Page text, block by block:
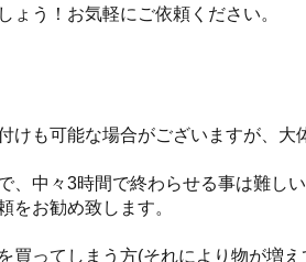
う！お気軽にご依頼ください。
も可能な場合がございますが、大
、中々3時間で終わらせる事は難し
をお勧め致します。
買ってしまう方(それにより物が増